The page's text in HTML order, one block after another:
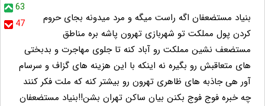
63
47
بنیاد مستضعفان اگه راست میگه و مرد میدونه بجای حروم
کردن پول مملکت تو شهربازی تهرون پاشه بره مناطق
مستضعف نشین مملکت رو آباد کنه تا جلوی مهاجرت و بدبختی
های متعاقبش رو بگیره نه اینکه با این هزینه های گزاف و سرسام
آور هی جاذبه های ظاهری تهرون رو بیشتر کنه که ملت فکر کنند
چه خبره فوج فوج بکنن بیان ساکن تهران بشن!!بنیاد مستضعفان